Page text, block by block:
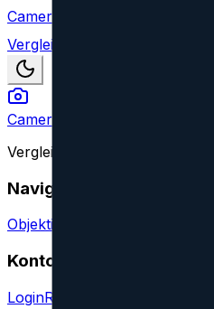
Camera Index
Vergleich
Camera Index
Vergleiche Kameraobjektive
Navigation
Objektive vergleichen
Konto
LoginRegistrieren